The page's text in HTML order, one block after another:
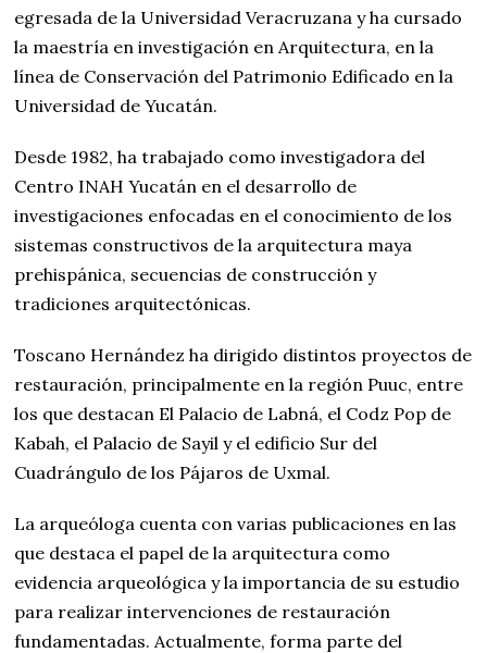
egresada de la Universidad Veracruzana y ha cursado
la maestría en investigación en Arquitectura, en la
línea de Conservación del Patrimonio Edificado en la
Universidad de Yucatán.
Desde 1982, ha trabajado como investigadora del
Centro INAH Yucatán en el desarrollo de
investigaciones enfocadas en el conocimiento de los
sistemas constructivos de la arquitectura maya
prehispánica, secuencias de construcción y
tradiciones arquitectónicas.
Toscano Hernández ha dirigido distintos proyectos de
restauración, principalmente en la región Puuc, entre
los que destacan El Palacio de Labná, el Codz Pop de
Kabah, el Palacio de Sayil y el edificio Sur del
Cuadrángulo de los Pájaros de Uxmal.
La arqueóloga cuenta con varias publicaciones en las
que destaca el papel de la arquitectura como
evidencia arqueológica y la importancia de su estudio
para realizar intervenciones de restauración
fundamentadas. Actualmente, forma parte del